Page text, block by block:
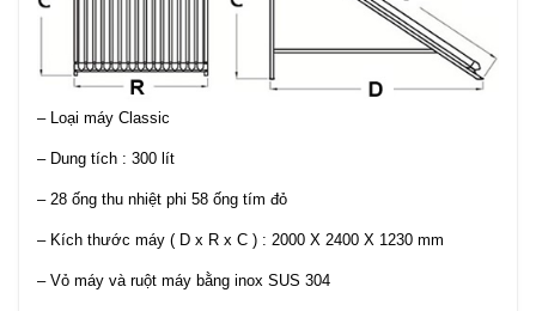
– Loại máy Classic
– Dung tích : 300 lít
– 28 ống thu nhiệt phi 58 ống tím đỏ
– Kích thước máy ( D x R x C ) : 2000 X 2400 X 1230 mm
– Vỏ máy và ruột máy bằng inox SUS 304